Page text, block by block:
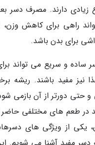
زیادی دارند. مصرف دسر
راهی برای کاهش وزن،
برای بدن باشد.
ساده و سریع می تواند
نیز مفید باشند. ریشه
حتی دورتر از آن بازمی
در طعم های مختلفی حاضر
یکی از ویژگی های